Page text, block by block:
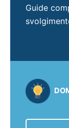
Guide